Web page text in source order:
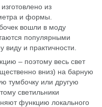
из
и формы.
вошли в моду
популярными
и практичности.
– поэтому весь свет
вниз) на барную
тумбочку или другую
светильники
функцию локального